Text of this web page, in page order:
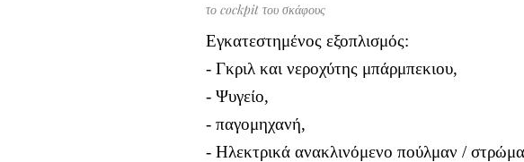
το cockpit του σκάφους
Εγκατεστημένος εξοπλισμός:
- Γκριλ και νεροχύτης μπάρμπεκιου,
- Ψυγείο,
- παγομηχανή,
- Ηλεκτρικά ανακλινόμενο πούλμαν /